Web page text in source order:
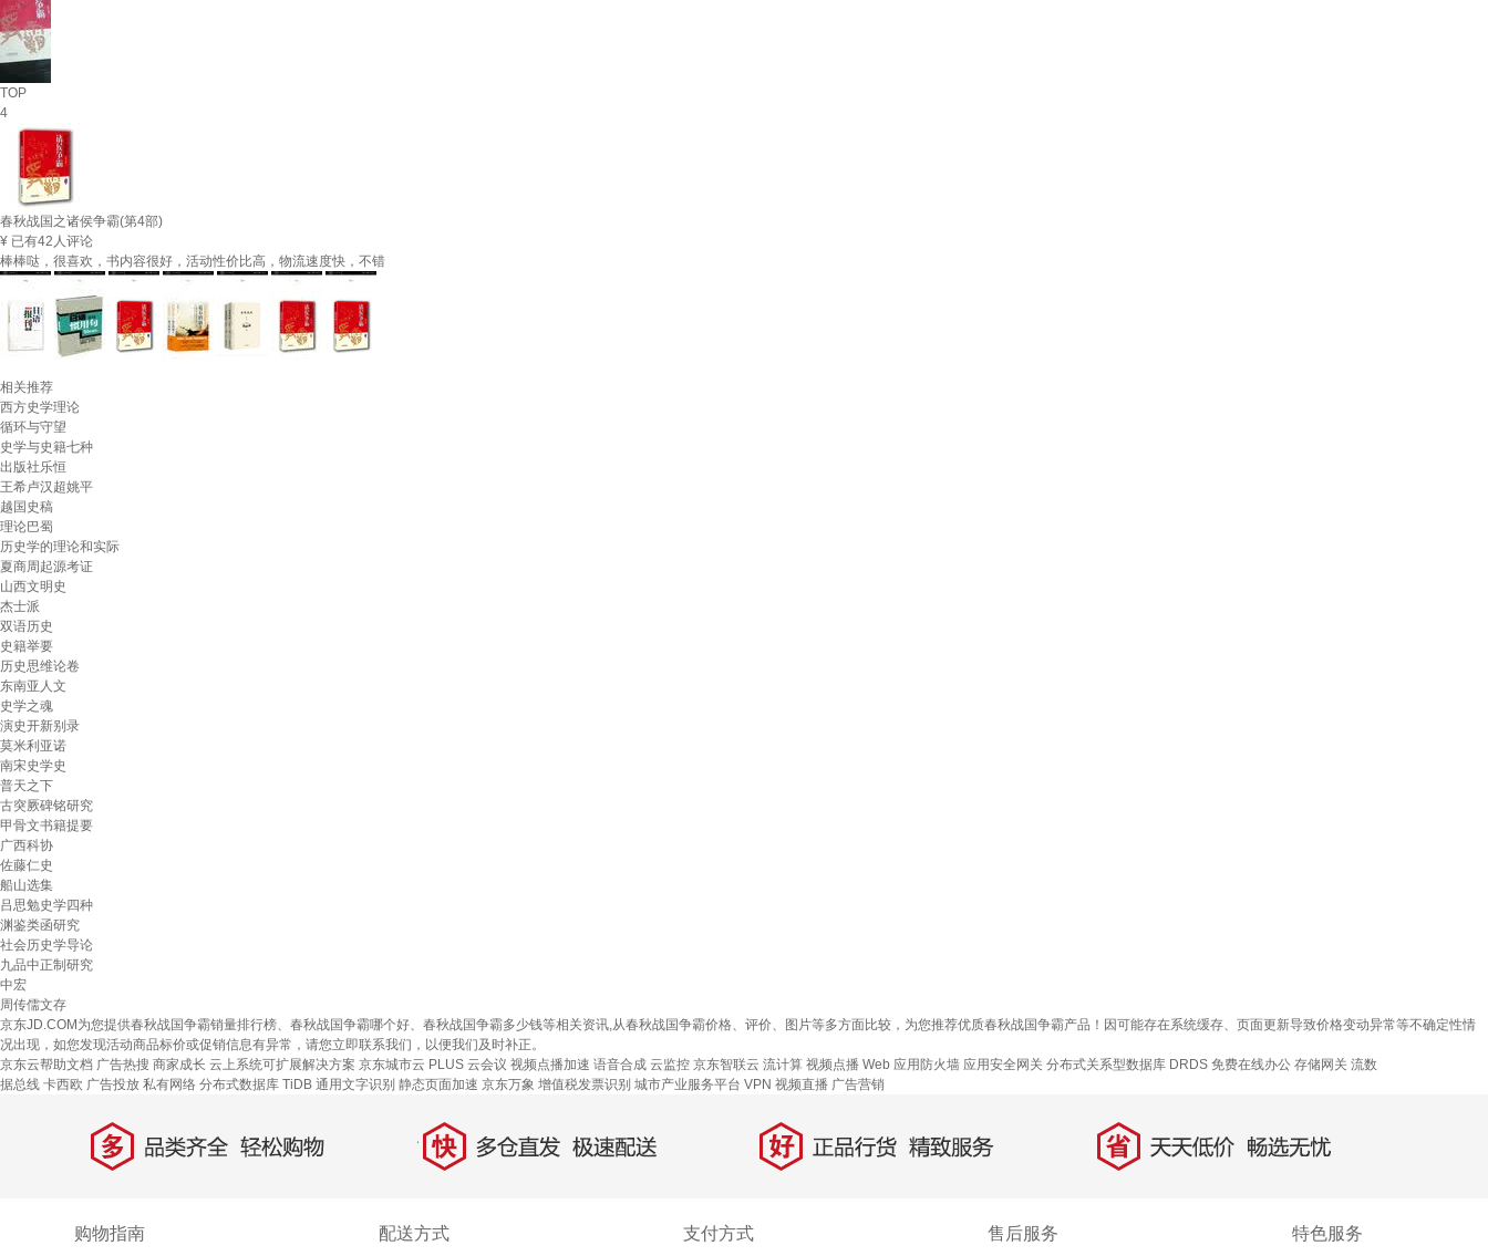
TOP
4
春秋战国之诸侯争霸(第4部)
¥ 已有42人评论
棒棒哒，很喜欢，书内容很好，活动性价比高，物流速度快，不错
相关推荐
西方史学理论
循环与守望
史学与史籍七种
出版社乐恒
王希卢汉超姚平
越国史稿
理论巴蜀
历史学的理论和实际
夏商周起源考证
山西文明史
杰士派
双语历史
史籍举要
历史思维论卷
东南亚人文
史学之魂
演史开新别录
莫米利亚诺
南宋史学史
普天之下
古突厥碑铭研究
甲骨文书籍提要
广西科协
佐藤仁史
船山选集
吕思勉史学四种
渊鉴类函研究
社会历史学导论
九品中正制研究
中宏
周传儒文存
京东JD.COM为您提供春秋战国争霸销量排行榜、春秋战国争霸哪个好、春秋战国争霸多少钱等相关资讯,从春秋战国争霸价格、评价、图片等多方面比较，为您推荐优质春秋战国争霸产品！因可能存在系统缓存、页面更新导致价格变动异常等不确定性情
况出现，如您发现活动商品标价或促销信息有异常，请您立即联系我们，以便我们及时补正。
京东云帮助文档 广告热搜 商家成长 云上系统可扩展解决方案 京东城市云 PLUS 云会议 视频点播加速 语音合成 云监控 京东智联云 流计算 视频点播 Web 应用防火墙 应用安全网关 分布式关系型数据库 DRDS 免费在线办公 存储网关 流数
据总线 卡西欧 广告投放 私有网络 分布式数据库 TiDB 通用文字识别 静态页面加速 京东万象 增值税发票识别 城市产业服务平台 VPN 视频直播 广告营销
多 品类齐全，轻松购物 快 多仓直发，极速配送 好 正品行货，精致服务 省 天天低价，畅选无忧
购物指南 配送方式 支付方式 售后服务 特色服务